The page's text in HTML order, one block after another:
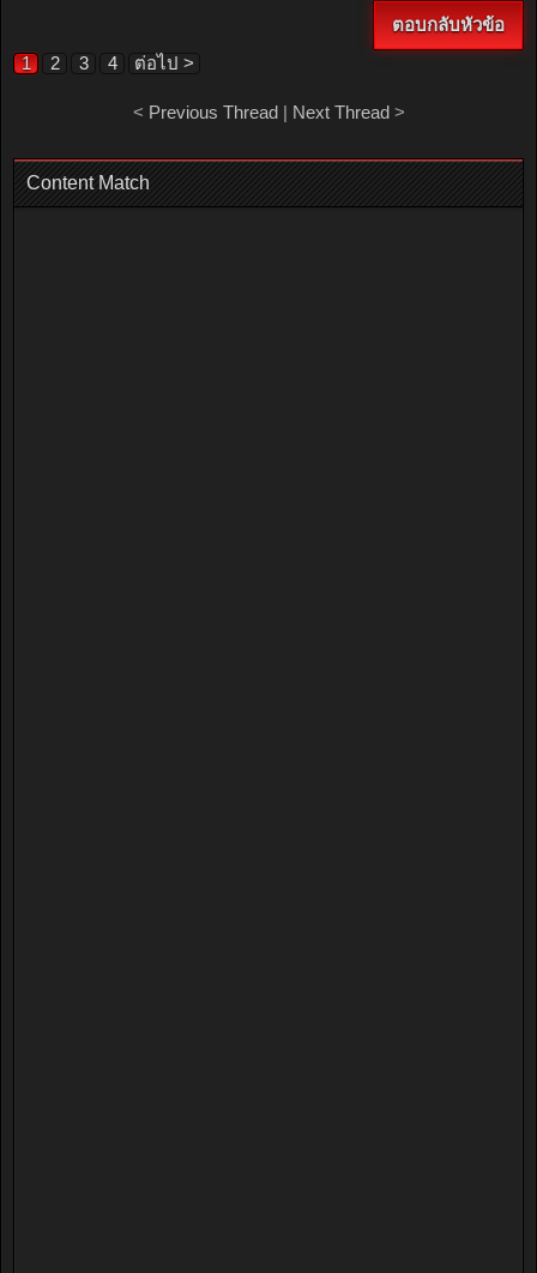
ตอบกลับหัวข้อ
1
2 3 4 ต่อไป >
< Previous Thread| Next Thread>
Content Match